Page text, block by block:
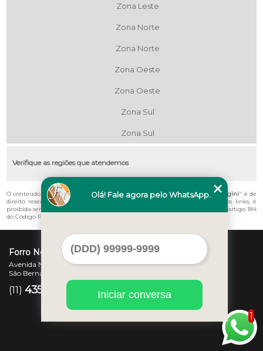
Zona Leste
Zona Norte
Zona Norte
Zona Oeste
Zona Oeste
Zona Sul
Zona Sul
Verifique as regiões que atendemos
O conteúdo do texto " Empresa de Instalação de Forro de Pvc Preço Vila Magini" é de
direito reservado. Sua reprodução, parcial ou total, mesmo citando nossos links, é
proibida sem a autorização do autor. Crime de violação de direito autoral – artigo 184
do Código Penal –
Forro Novo
Avenida Newton Monteiro de Andrade, 45 - Centro
São Bernardo do Campo - SP - CEP: 09725-370
(11) 4357-3007 97207-7347
1
Olá! Fale agora pelo WhatsApp.
Iniciar conversa